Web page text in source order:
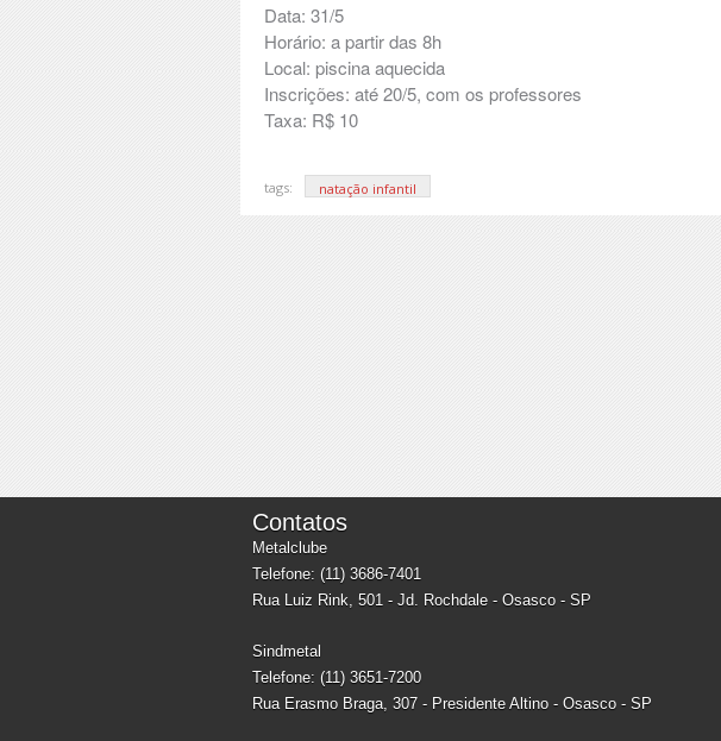
Data: 31/5
Horário: a partir das 8h
Local: piscina aquecida
Inscrições: até 20/5, com os professores
Taxa: R$ 10
tags: natação infantil
Contatos
Metalclube
Telefone: (11) 3686-7401
Rua Luiz Rink, 501 - Jd. Rochdale - Osasco - SP
Sindmetal
Telefone: (11) 3651-7200
Rua Erasmo Braga, 307 - Presidente Altino - Osasco - SP